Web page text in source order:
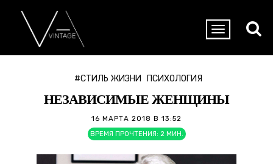
#СТИЛЬ ЖИЗНИ ПСИХОЛОГИЯ
НЕЗАВИСИМЫЕ ЖЕНЩИНЫ
16 МАРТА 2018 В 13:52
ВРЕМЯ ПРОЧТЕНИЯ: 2 МИН.